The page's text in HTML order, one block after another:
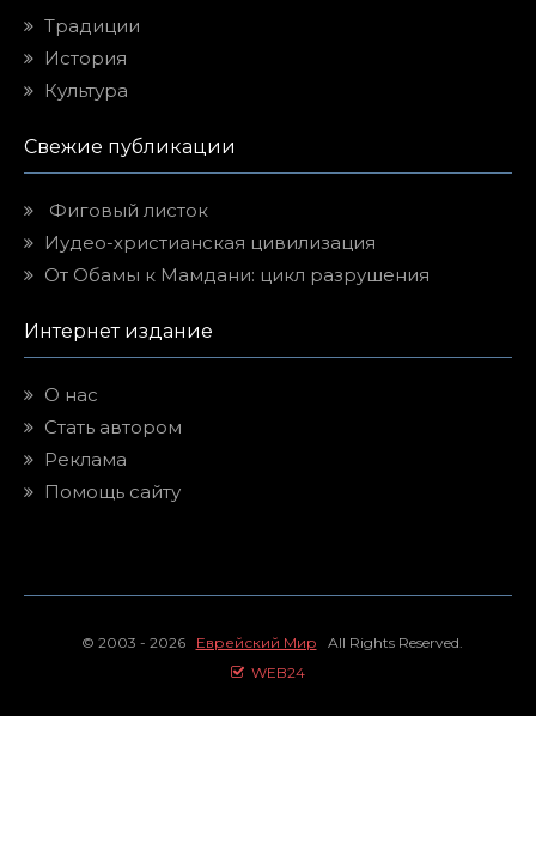
Традиции
История
Культура
Свежие публикации
Фиговый листок
Иудео-христианская цивилизация
От Обамы к Мамдани: цикл разрушения
Интернет издание
О нас
Стать автором
Реклама
Помощь сайту
© 2003 - 2026 Еврейский Мир All Rights Reserved.
WEB24